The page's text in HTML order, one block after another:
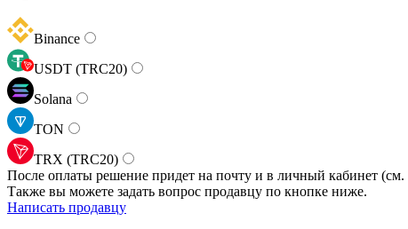
Binance
USDT (TRC20)
Solana
TON
TRX (TRC20)
После оплаты решение придет на почту и в личный кабинет (см.
Также вы можете задать вопрос продавцу по кнопке ниже.
Написать продавцу